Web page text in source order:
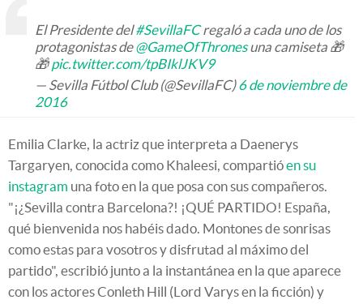
El Presidente del#SevillaFCregaló a cada uno de los
protagonistas de@GameOfThronesuna camiseta 🎁
🎁pic.twitter.com/tpBIklJKV9
— Sevilla Fútbol Club (@SevillaFC)6 de noviembre de
2016
Emilia Clarke, la actriz que interpreta a Daenerys
Targaryen, conocida como Khaleesi, compartióen su
instagram una foto en la que posa con sus compañeros.
"¡¿Sevilla contra Barcelona?! ¡QUÉ PARTIDO! España,
qué bienvenida nos habéis dado. Montones de sonrisas
como estas para vosotros y disfrutad al máximo del
partido", escribió junto a la instantánea en la que aparece
con los actores Conleth Hill (Lord Varys en la ficción) y